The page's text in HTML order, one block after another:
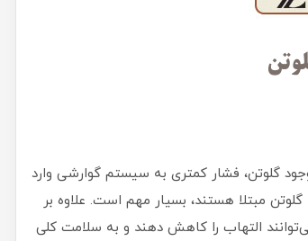
گلوتن، فشار کمتری به سیستم گوارشی وارد
مبتلا هستند، بسیار مهم است. علاوه بر
التهاب را کاهش دهند و به سلامت کلی